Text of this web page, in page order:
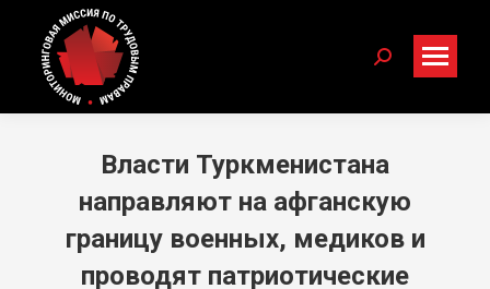
Search:
Власти Туркменистана
направляют на афганскую
границу военных, медиков и
проводят патриотические